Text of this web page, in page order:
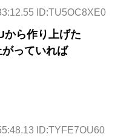
ID:TU5OC8XE0
から作り上げた
っていれば
ID:TYFE7OU60